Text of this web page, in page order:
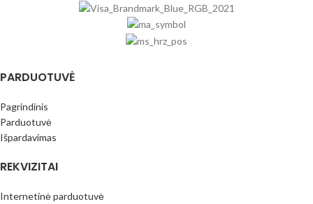
PARDUOTUVĖ
Pagrindinis
Parduotuvė
Išpardavimas
REKVIZITAI
Internetinė parduotuvė